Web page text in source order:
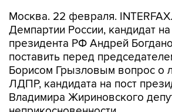
Москва. 22 февраля.
Демпартии России, кандидат на
президента РФ Андрей
поставить перед
Борисом Грызловым вопрос о
ЛДПР, кандидата на пост
Владимира Жириновского